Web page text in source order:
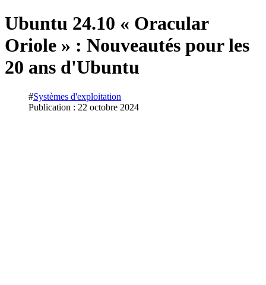
Ubuntu 24.10 « Oracular
Oriole » : Nouveautés pour les
20 ans d'Ubuntu
#Systèmes d'exploitation
Publication : 22 octobre 2024